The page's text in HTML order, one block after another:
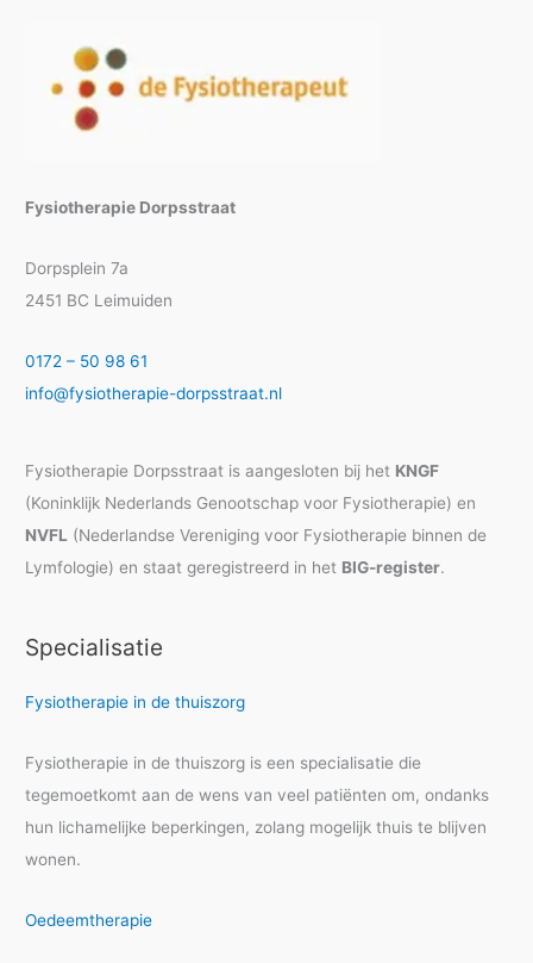
Fysiotherapie Dorpsstraat
Dorpsplein 7a
2451 BC Leimuiden
0172 – 50 98 61
info@fysiotherapie-dorpsstraat.nl
Fysiotherapie Dorpsstraat is aangesloten bij het KNGF
(Koninklijk Nederlands Genootschap voor Fysiotherapie) en
NVFL (Nederlandse Vereniging voor Fysiotherapie binnen de
Lymfologie) en staat geregistreerd in het BIG-register.
Specialisatie
Fysiotherapie in de thuiszorg
Fysiotherapie in de thuiszorg is een specialisatie die
tegemoetkomt aan de wens van veel patiënten om, ondanks
hun lichamelijke beperkingen, zolang mogelijk thuis te blijven
wonen.
Oedeemtherapie